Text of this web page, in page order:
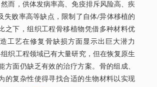
然而，供体发病率高、免疫排斥风险高、疾
失败率高等缺点，限制了自体/异体移植的
之下，组织工程骨移植物凭借多种材料优
工艺在修复骨缺损方面显示出巨大潜力
织工程领域已有大量研究，但在恢复原生
方面仍缺乏有效的治疗方案。骨的组成、
的复杂性使得寻找合适的生物材料以实现